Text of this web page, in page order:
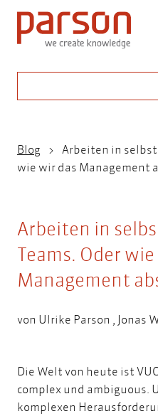
Direkt
zum
Inhalt
Pfadnavigation
Blog
Arbeiten in
wie wir das Management
Arbeiten in
Teams. Oder
Management
von Ulrike Parson Jonas
Die Welt von heute ist
complex und ambiguous.
komplexen